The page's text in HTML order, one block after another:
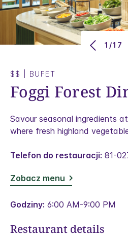
1/17
$$ BUFET
Foggi Forest
Savour seasonal ingredients
where fresh highland
Telefon do restauracji: 81-
Zobacz menu
Godziny: 6:00 AM-9:00 PM
Restaurant details